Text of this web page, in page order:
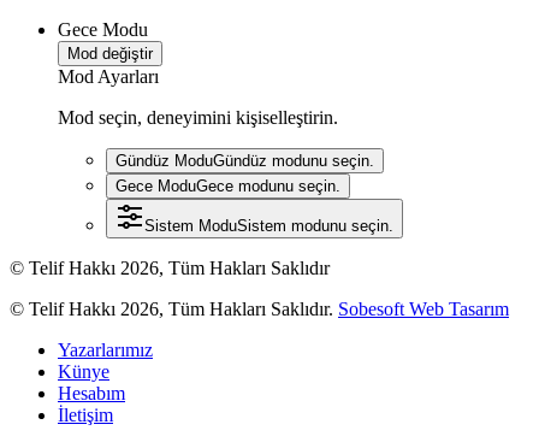
Gece Modu
Mod değiştir
Mod Ayarları
Mod seçin, deneyimini kişiselleştirin.
Gündüz ModuGündüz modunu seçin.
Gece ModuGece modunu seçin.
Sistem ModuSistem modunu seçin.
© Telif Hakkı 2026, Tüm Hakları Saklıdır
© Telif Hakkı 2026, Tüm Hakları Saklıdır. Sobesoft Web Tasarım
Yazarlarımız
Künye
Hesabım
İletişim